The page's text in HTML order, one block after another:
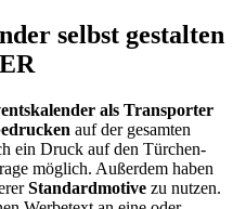
selbst gestalten
als Transporter
auf der gesamten
ein Druck auf den Türchen-
möglich. Außerdem haben
Standardmotive zu nutzen.